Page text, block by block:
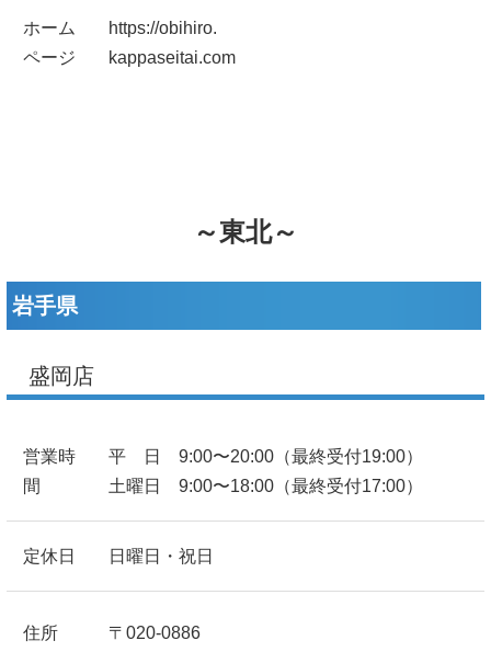
ホーム
ページ
https://obihiro.
kappaseitai.com
～東北～
岩手県
盛岡店
営業時
間
平 日 9:00〜20:00（最終受付19:00）
土曜日 9:00〜18:00（最終受付17:00）
定休日 日曜日・祝日
住所
〒020-0886